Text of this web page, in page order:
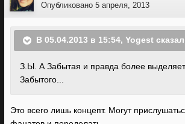
Опубликовано 5 апреля, 2013
В 05.04.2013 в 15:54, Yogest
З.Ы. А Забытая и правда более
Забытого...
Это всего лишь концепт. Могут